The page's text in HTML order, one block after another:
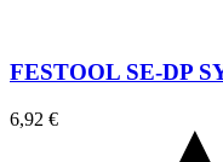
FESTOOL SE-DP
6,92 €